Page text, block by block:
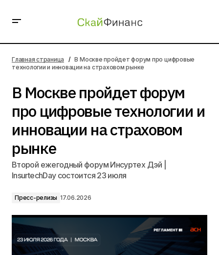
инновации на страховом рынке
Главная страница
В Москве пройдет форум про цифровые
технологии и инновации на страховом рынке
В Москве пройдет форум
про цифровые технологии и
инновации на страховом
рынке
Второй ежегодный форум Инсуртех Дэй |
InsurtechDay состоится 23 июля
Пресс-релизы 17.06.2026